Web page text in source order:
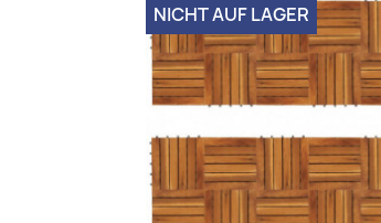
NICHT AUF LAGER